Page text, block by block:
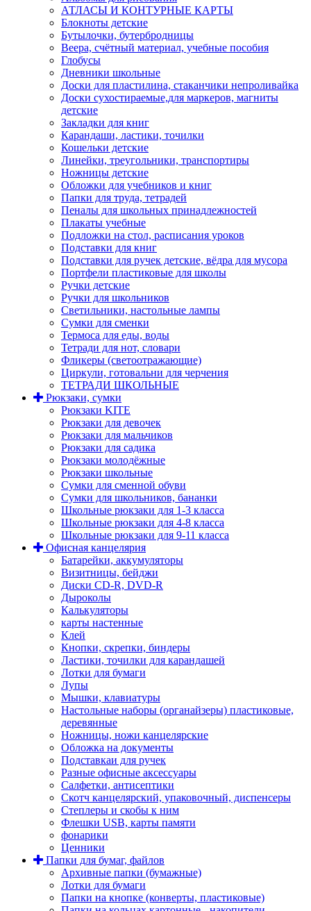
АТЛАСЫ И КОНТУРНЫЕ КАРТЫ
Блокноты детские
Бутылочки, бутербродницы
Веера, счётный материал, учебные пособия
Глобусы
Дневники школьные
Доски для пластилина, стаканчики непроливайка
Доски сухостираемые,для маркеров, магниты
детские
Закладки для книг
Карандаши, ластики, точилки
Кошельки детские
Линейки, треугольники, транспортиры
Ножницы детские
Обложки для учебников и книг
Папки для труда, тетрадей
Пеналы для школьных принадлежностей
Плакаты учебные
Подложки на стол, расписания уроков
Подставки для книг
Подставки для ручек детские, вёдра для мусора
Портфели пластиковые для школы
Ручки детские
Ручки для школьников
Светильники, настольные лампы
Сумки для сменки
Термоса для еды, воды
Тетради для нот, словари
Фликеры (светоотражающие)
Циркули, готовальни для черчения
ТЕТРАДИ ШКОЛЬНЫЕ
Рюкзаки, сумки
Рюкзаки KITE
Рюкзаки для девочек
Рюкзаки для мальчиков
Рюкзаки для садика
Рюкзаки молодёжные
Рюкзаки школьные
Сумки для сменной обуви
Сумки для школьников, бананки
Школьные рюкзаки для 1-3 класса
Школьные рюкзаки для 4-8 класса
Школьные рюкзаки для 9-11 класса
Офисная канцелярия
Батарейки, аккумуляторы
Визитницы, бейджи
Диски CD-R, DVD-R
Дыроколы
Калькуляторы
карты настенные
Клей
Кнопки, скрепки, биндеры
Ластики, точилки для карандашей
Лотки для бумаги
Лупы
Мышки, клавиатуры
Настольные наборы (органайзеры) пластиковые,
деревянные
Ножницы, ножи канцелярские
Обложка на документы
Подставкаи для ручек
Разные офисные аксессуары
Салфетки, антисептики
Скотч канцелярский, упаковочный, диспенсеры
Степлеры и скобы к ним
Флешки USB, карты памяти
фонарики
Ценники
Папки для бумаг, файлов
Архивные папки (бумажные)
Лотки для бумаги
Папки на кнопке (конверты, пластиковые)